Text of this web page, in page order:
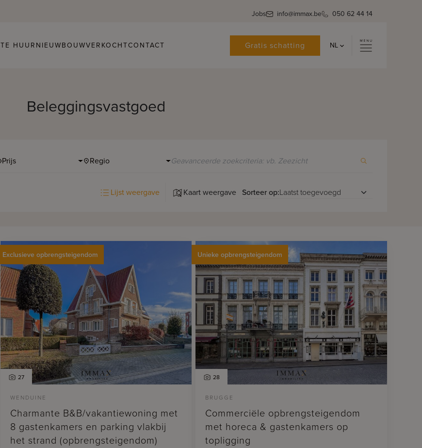
Jobs info@immax.be 050 62 44 14
TE HUURNIEUWBOUWVERKOCHTCONTACT Gratis schatting NL
Beleggingsvastgoed
Prijs Regio
Lijst weergave Kaart weergave Sorteer op:
Exclusieve opbrengsteigendom
27
WENDUINE
Charmante B&B/vakantiewoning met
8 gastenkamers en parking vlakbij
het strand (opbrengsteigendom)
Unieke opbrengsteigendom
28
BRUGGE
Commerciële opbrengsteigendom
met horeca & gastenkamers op
topligging